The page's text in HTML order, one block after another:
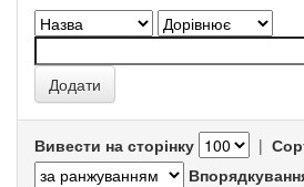
Вивести на сторінку |